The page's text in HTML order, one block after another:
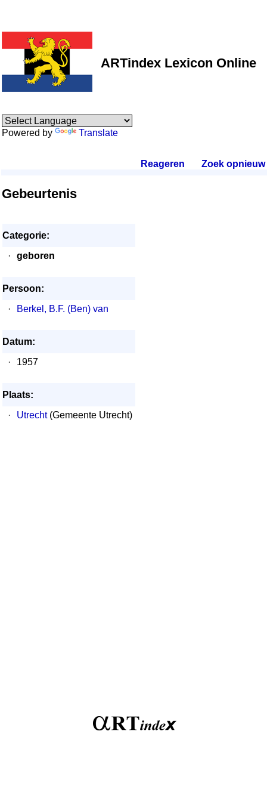
ARTindex Lexicon Online
Powered by Translate
Reageren Zoek opnieuw.
Gebeurtenis
Categorie:
·
geboren
Persoon:
·
Berkel, B.F. (Ben) van
Datum:
·
1957
Plaats:
·
Utrecht(Gemeente Utrecht)